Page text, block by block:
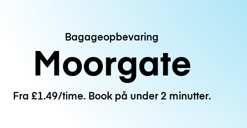
Bagageopbevaring
Moorgate
Fra £1.49/time. Book på under 2 minutter.